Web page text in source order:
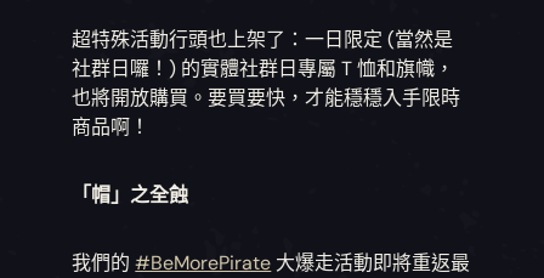
超特殊活動行頭也上架了：一日限定 (當然是
社群日囉！) 的實體社群日專屬 T 恤和旗幟，
也將開放購買。要買要快，才能穩穩入手限時
商品啊！
「帽」之全蝕
我們的#BeMorePirate 大爆走活動即將重返最